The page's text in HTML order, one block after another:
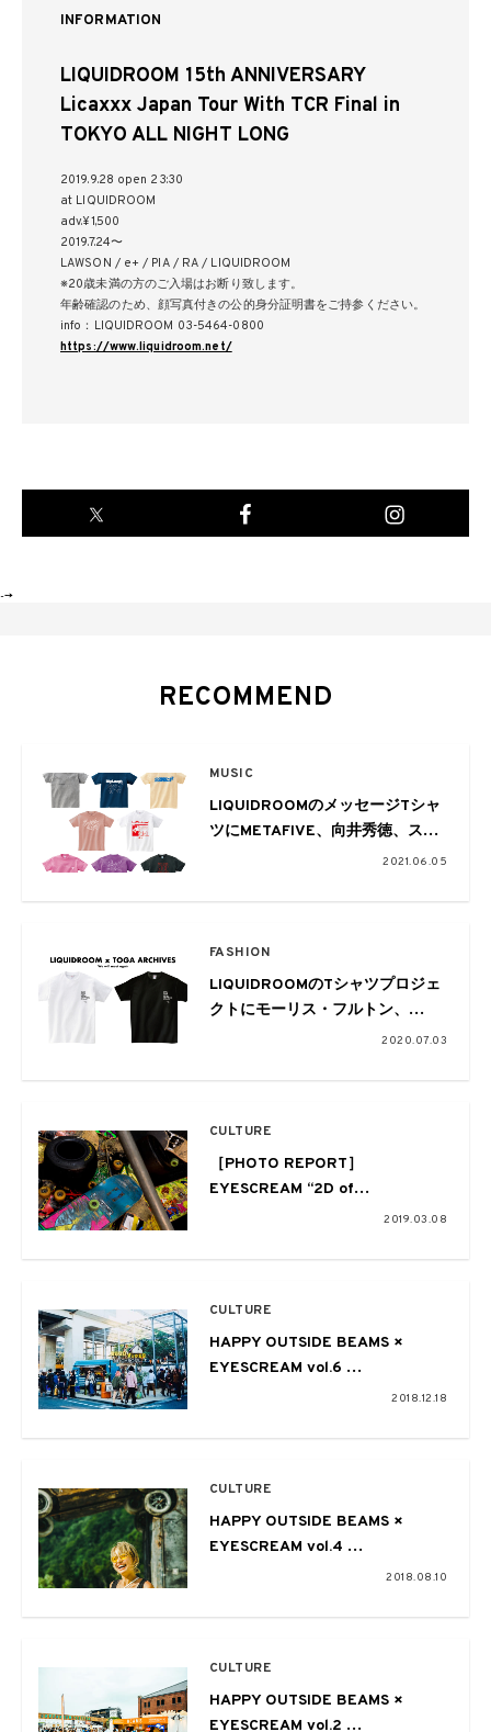
INFORMATION
LIQUIDROOM 15th ANNIVERSARY
Licaxxx Japan Tour With TCR Final in
TOKYO ALL NIGHT LONG
2019.9.28 open 23:30
at LIQUIDROOM
adv.¥1,500
2019.7.24〜
LAWSON / e+ / PIA / RA / LIQUIDROOM
※20歳未満の方のご入場はお断り致します。
年齢確認のため、顔写真付きの公的身分証明書をご持参ください。
info：LIQUIDROOM 03-5464-0800
https://www.liquidroom.net/
-->
RECOMMEND
MUSIC
LIQUIDROOMのメッセージTシャ
ツにMETAFIVE、向井秀徳、スチ
ャダラパー、cero、Awich、
activeがラインナップ
2021.06.05
FASHION
LIQUIDROOMのTシャツプロジェ
クトにモーリス・フルトン、
TOGA ARCHIVESがラインナップ
2020.07.03
CULTURE
［PHOTO REPORT］
EYESCREAM “2D of
Skateboarding” POP UP STORE
HARAJUKU
2019.03.08
CULTURE
HAPPY OUTSIDE BEAMS ×
EYESCREAM vol.6
〜GOOD VIBES NEIGHBORS〜
2018.12.18
CULTURE
HAPPY OUTSIDE BEAMS ×
EYESCREAM vol.4
〜FUJI ROCK FESTIVAL ’18〜
2018.08.10
CULTURE
HAPPY OUTSIDE BEAMS ×
EYESCREAM vol.2